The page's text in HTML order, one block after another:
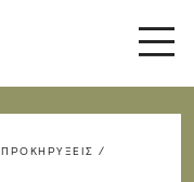
ΠΡΟΚΗΡΎΞΕΙΣ /